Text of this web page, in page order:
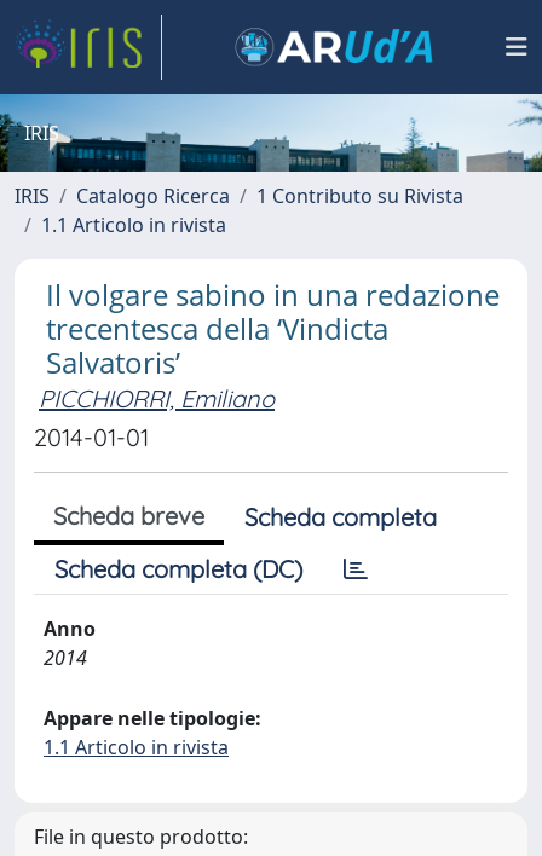
IRIS
IRIS Catalogo Ricerca
1 Contributo su Rivista
1.1 Articolo in rivista
Il volgare sabino in una redazione
trecentesca della ‘Vindicta
Salvatoris’
PICCHIORRI, Emiliano
2014-01-01
Scheda breve
Scheda completa
Scheda completa (DC)
Anno
2014
Appare nelle tipologie:
1.1 Articolo in rivista
File in questo prodotto: